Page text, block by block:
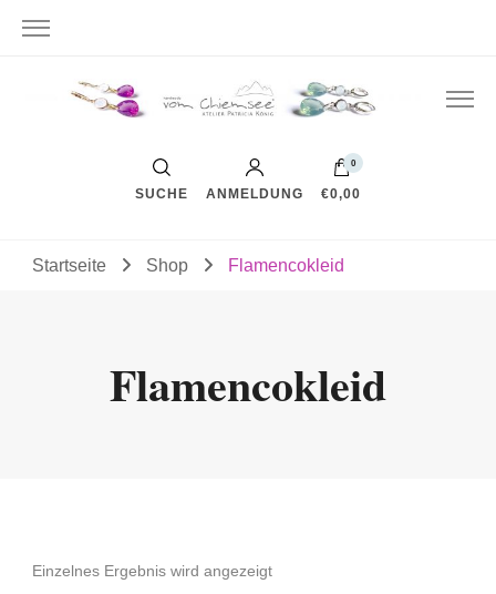
SUCHE ANMELDUNG
0
€0,00
Startseite Shop Flamencokleid
Flamencokleid
Einzelnes Ergebnis wird angezeigt